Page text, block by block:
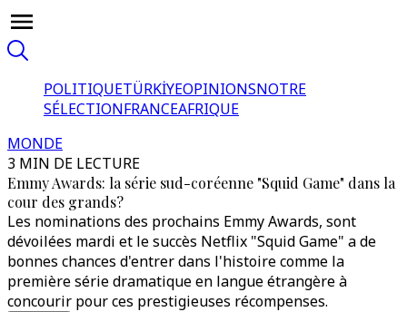
POLITIQUETÜRKİYEOPINIONSNOTRE
SÉLECTIONFRANCEAFRIQUE
MONDE
3 MIN DE LECTURE
Emmy Awards: la série sud-coréenne "Squid Game" dans la
cour des grands?
Les nominations des prochains Emmy Awards, sont
dévoilées mardi et le succès Netflix "Squid Game" a de
bonnes chances d'entrer dans l'histoire comme la
première série dramatique en langue étrangère à
concourir pour ces prestigieuses récompenses.